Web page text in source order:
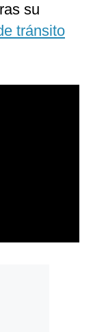
su
tránsito